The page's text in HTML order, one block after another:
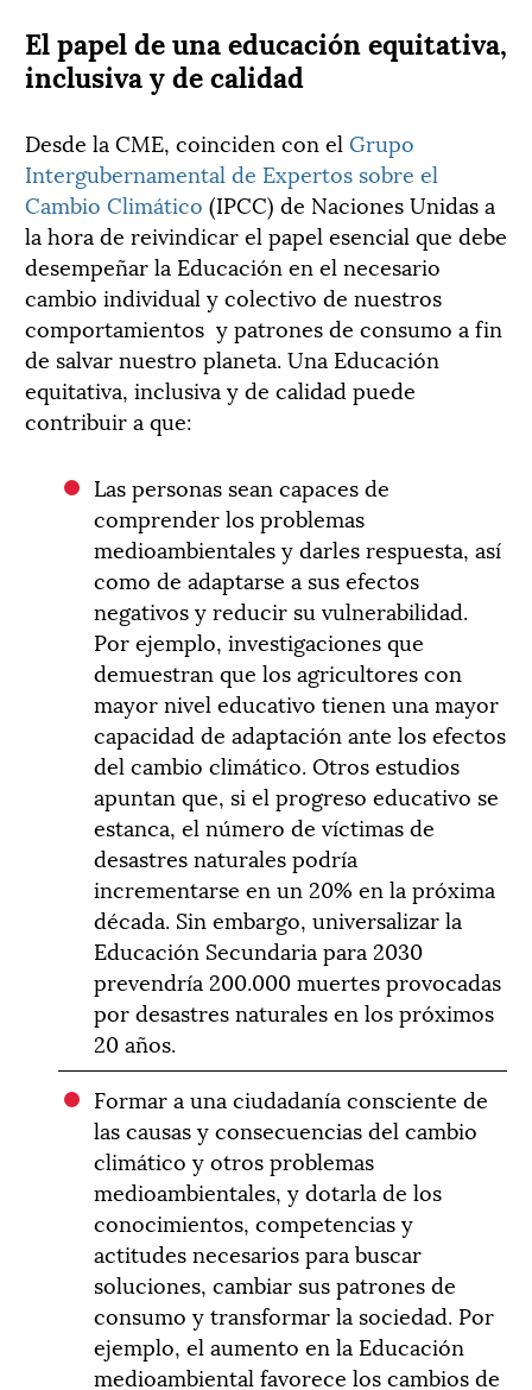
El papel de una educación equitativa,
inclusiva y de calidad
Desde la CME, coinciden con el Grupo
Intergubernamental de Expertos sobre el
Cambio Climático (IPCC) de Naciones Unidas a
la hora de reivindicar el papel esencial que debe
desempeñar la Educación en el necesario
cambio individual y colectivo de nuestros
comportamientos y patrones de consumo a fin
de salvar nuestro planeta. Una Educación
equitativa, inclusiva y de calidad puede
contribuir a que:
Las personas sean capaces de
comprender los problemas
medioambientales y darles respuesta, así
como de adaptarse a sus efectos
negativos y reducir su vulnerabilidad.
Por ejemplo, investigaciones que
demuestran que los agricultores con
mayor nivel educativo tienen una mayor
capacidad de adaptación ante los efectos
del cambio climático. Otros estudios
apuntan que, si el progreso educativo se
estanca, el número de víctimas de
desastres naturales podría
incrementarse en un 20% en la próxima
década. Sin embargo, universalizar la
Educación Secundaria para 2030
prevendría 200.000 muertes provocadas
por desastres naturales en los próximos
20 años.
Formar a una ciudadanía consciente de
las causas y consecuencias del cambio
climático y otros problemas
medioambientales, y dotarla de los
conocimientos, competencias y
actitudes necesarios para buscar
soluciones, cambiar sus patrones de
consumo y transformar la sociedad. Por
ejemplo, el aumento en la Educación
medioambiental favorece los cambios de